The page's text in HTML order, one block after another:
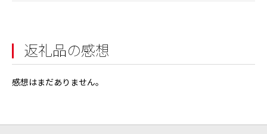
返礼品の感想
感想はまだありません。